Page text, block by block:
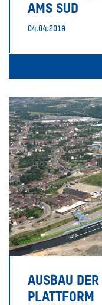
AMS SUD
04.04.2019
AUSBAU
PLATTFORM